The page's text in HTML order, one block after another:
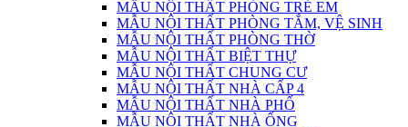
MẪU NỘI THẤT PHÒNG TRẺ EM
MẪU NỘI THẤT PHÒNG TẮM, VỆ SINH
MẪU NỘI THẤT PHÒNG THỜ
MẪU NỘI THẤT BIỆT THỰ
MẪU NỘI THẤT CHUNG CƯ
MẪU NỘI THẤT NHÀ CẤP 4
MẪU NỘI THẤT NHÀ PHỐ
MẪU NỘI THẤT NHÀ ỐNG